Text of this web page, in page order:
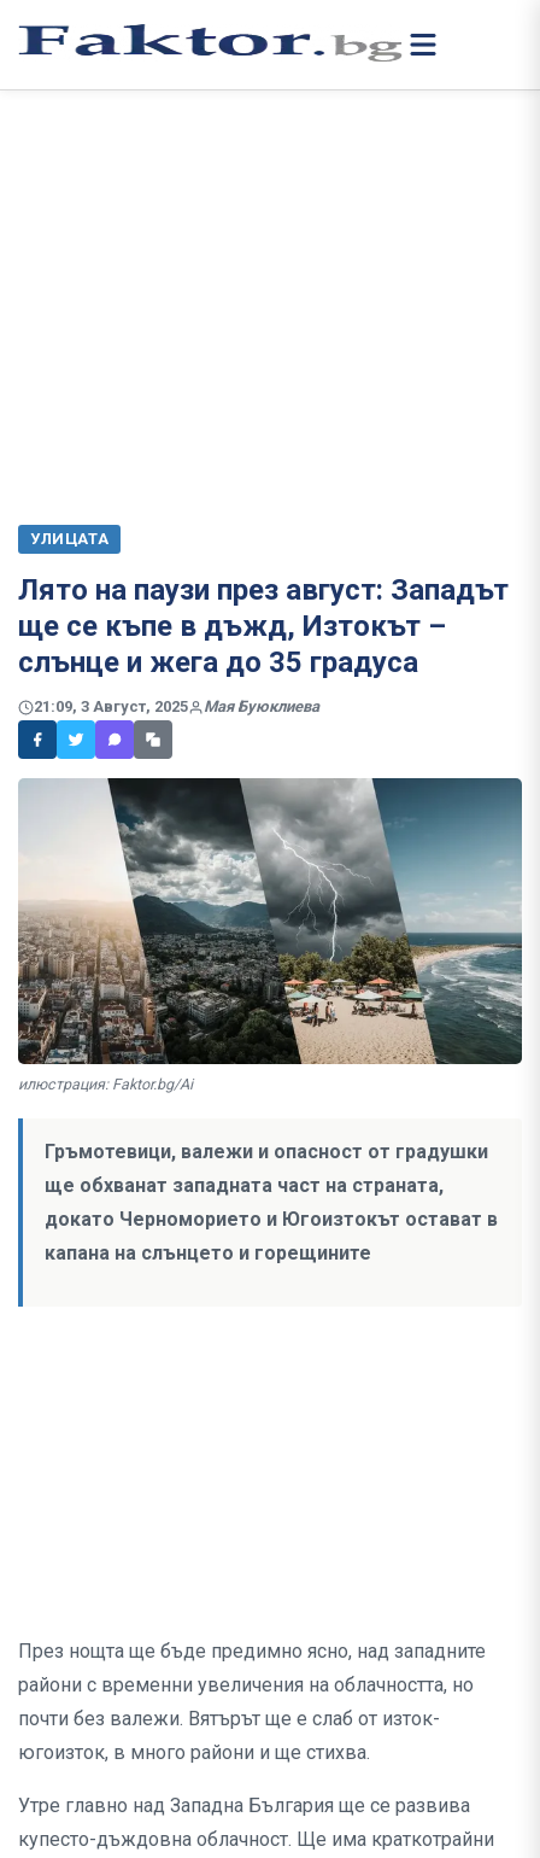
УЛИЦАТА
Лято на паузи през август: Западът
ще се къпе в дъжд, Изтокът –
слънце и жега до 35 градуса
21:09, 3 Август, 2025 Мая Буюклиева
илюстрация: Faktor.bg/Ai
Гръмотевици, валежи и опасност от градушки
ще обхванат западната част на страната,
докато Черноморието и Югоизтокът остават в
капана на слънцето и горещините
През нощта ще бъде предимно ясно, над западните
райони с временни увеличения на облачността, но
почти без валежи. Вятърът ще е слаб от изток-
югоизток, в много райони и ще стихва.
Утре главно над Западна България ще се развива
купесто-дъждовна облачност. Ще има краткотрайни